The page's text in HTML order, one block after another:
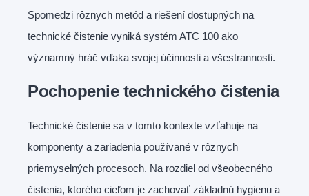
Spomedzi rôznych metód a riešení dostupných na
technické čistenie vyniká systém ATC 100 ako
významný hráč vďaka svojej účinnosti a všestrannosti.
Pochopenie technického čistenia
Technické čistenie sa v tomto kontexte vzťahuje na
komponenty a zariadenia používané v rôznych
priemyselných procesoch. Na rozdiel od všeobecného
čistenia, ktorého cieľom je zachovať základnú hygienu a